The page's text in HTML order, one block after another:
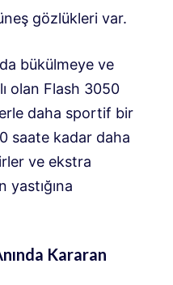
gözlükleri var.
bükülmeye ve
olan Flash 3050
daha sportif bir
saate kadar daha
ve ekstra
Kararan